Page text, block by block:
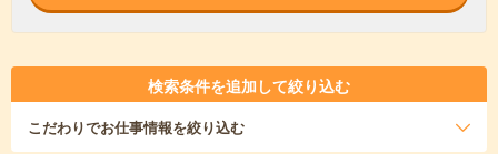
検索条件を追加して絞り込む
こだわりでお仕事情報を絞り込む